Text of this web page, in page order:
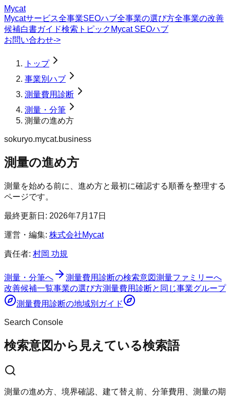
Mycat
Mycatサービス全事業SEOハブ全事業の選び方全事業の改善
候補白書ガイド検索トピック Mycat SEOハブ
お問い合わせ->
トップ
事業別ハブ
測量費用診断
測量・分筆
測量の進め方
sokuryo.mycat.business
測量の進め方
測量を始める前に、進め方と最初に確認する順番を整理する
ページです。
最終更新日: 2026年7月17日
運営・編集: 株式会社Mycat
責任者: 村岡 功規
測量・分筆へ 測量費用診断の検索意図測量ファミリーへ
改善候補一覧事業の選び方測量費用診断と同じ事業グループ
測量費用診断の地域別ガイド
Search Console
検索意図から見えている検索語
測量の進め方、境界確認、建て替え前、分筆費用、測量の期